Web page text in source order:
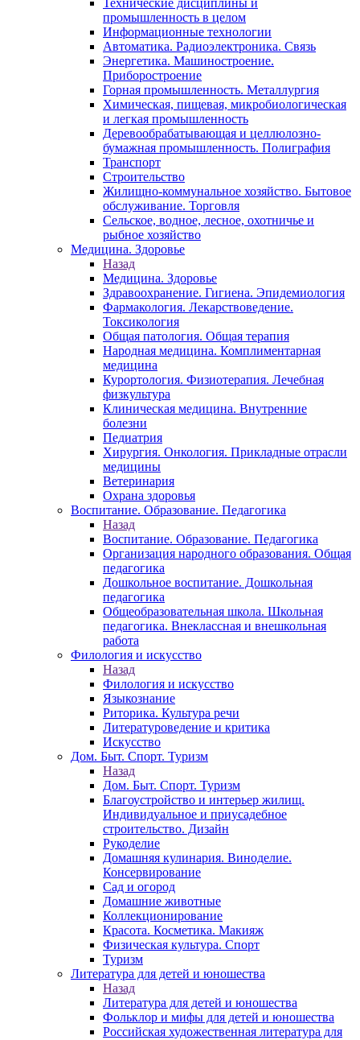
Технические дисциплины и
промышленность в целом
Информационные технологии
Автоматика. Радиоэлектроника. Связь
Энергетика. Машиностроение.
Приборостроение
Горная промышленность. Металлургия
Химическая, пищевая, микробиологическая
и легкая промышленность
Деревообрабатывающая и целлюлозно-
бумажная промышленность. Полиграфия
Транспорт
Строительство
Жилищно-коммунальное хозяйство. Бытовое
обслуживание. Торговля
Сельское, водное, лесное, охотничье и
рыбное хозяйство
Медицина. Здоровье
Назад
Медицина. Здоровье
Здравоохранение. Гигиена. Эпидемиология
Фармакология. Лекарствоведение.
Токсикология
Общая патология. Общая терапия
Народная медицина. Комплиментарная
медицина
Курортология. Физиотерапия. Лечебная
физкультура
Клиническая медицина. Внутренние
болезни
Педиатрия
Хирургия. Онкология. Прикладные отрасли
медицины
Ветеринария
Охрана здоровья
Воспитание. Образование. Педагогика
Назад
Воспитание. Образование. Педагогика
Организация народного образования. Общая
педагогика
Дошкольное воспитание. Дошкольная
педагогика
Общеобразовательная школа. Школьная
педагогика. Внеклассная и внешкольная
работа
Филология и искусство
Назад
Филология и искусство
Языкознание
Риторика. Культура речи
Литературоведение и критика
Искусство
Дом. Быт. Спорт. Туризм
Назад
Дом. Быт. Спорт. Туризм
Благоустройство и интерьер жилищ.
Индивидуальное и приусадебное
строительство. Дизайн
Рукоделие
Домашняя кулинария. Виноделие.
Консервирование
Сад и огород
Домашние животные
Коллекционирование
Красота. Косметика. Макияж
Физическая культура. Спорт
Туризм
Литература для детей и юношества
Назад
Литература для детей и юношества
Фольклор и мифы для детей и юношества
Российская художественная литература для